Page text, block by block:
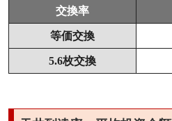
交換率
等価交換
5.6枚交換